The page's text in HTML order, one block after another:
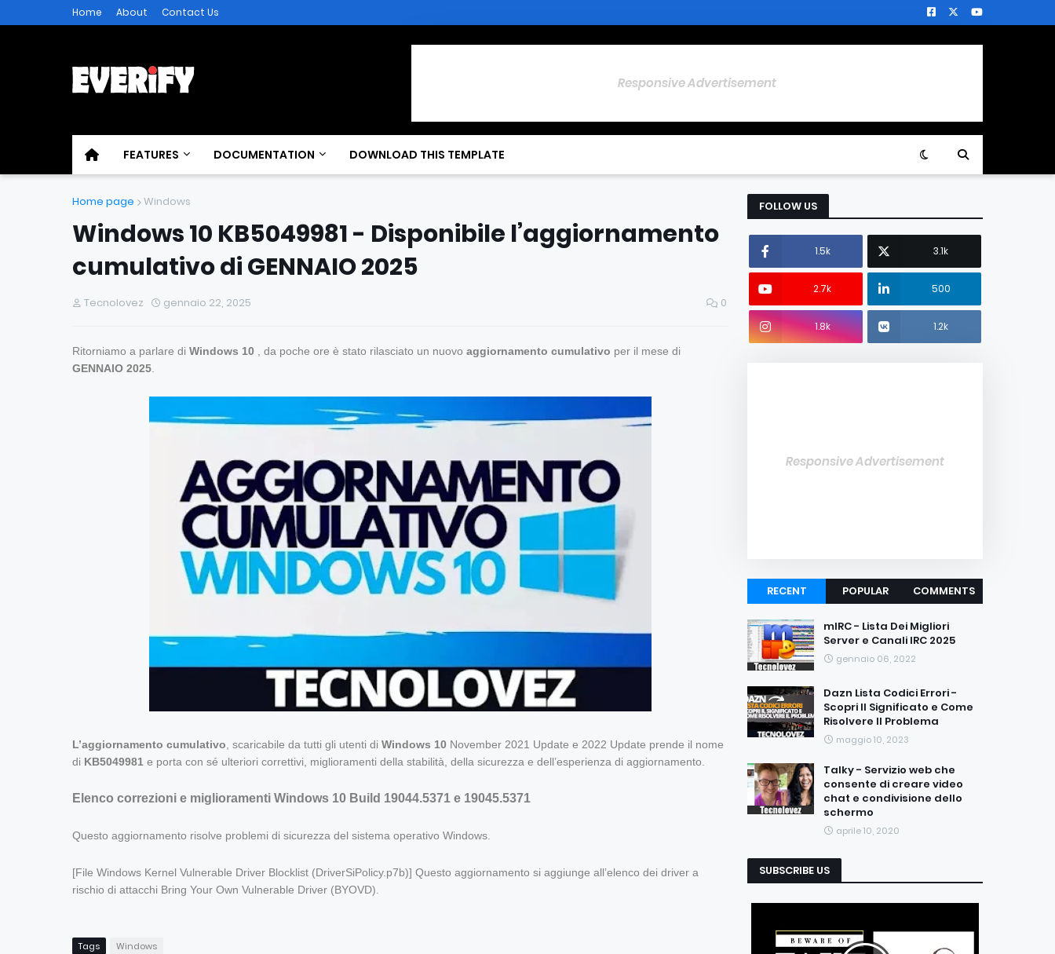
Home About Contact Us
Responsive Advertisement
FEATURES DOCUMENTATION DOWNLOAD THIS TEMPLATE
Home page Windows
Windows 10 KB5049981 - Disponibile l’aggiornamento
cumulativo di GENNAIO 2025
Tecnolovez gennaio 22, 2025 0
Ritorniamo a parlare di Windows 10 , da poche ore è stato rilasciato un nuovo aggiornamento cumulativo per il mese di
GENNAIO 2025
L’aggiornamento cumulativo, scaricabile da tutti gli utenti di Windows 10 November 2021 Update e 2022 Update prende il nome
di KB5049981 e porta con sé ulteriori correttivi, miglioramenti della stabilità, della sicurezza e dell’esperienza di aggiornamento.
Elenco correzioni e miglioramenti Windows 10 Build 19044.5371 e 19045.5371
Questo aggiornamento risolve problemi di sicurezza del sistema operativo Windows.
[File Windows Kernel Vulnerable Driver Blocklist (DriverSiPolicy.p7b)] Questo aggiornamento si aggiunge all’elenco dei driver a
rischio di attacchi Bring Your Own Vulnerable Driver (BYOVD).
Tags Windows
FOLLOW US
1.5k 3.1k
2.7k 500
1.8k 1.2k
Responsive Advertisement
RECENT POPULAR COMMENTS
mIRC - Lista Dei Migliori
Server e Canali IRC 2025
gennaio 06, 2022
Dazn Lista Codici Errori -
Scopri Il Significato e Come
Risolvere Il Problema
maggio 10, 2023
Talky - Servizio web che
consente di creare video
chat e condivisione dello
schermo
aprile 10, 2020
SUBSCRIBE US